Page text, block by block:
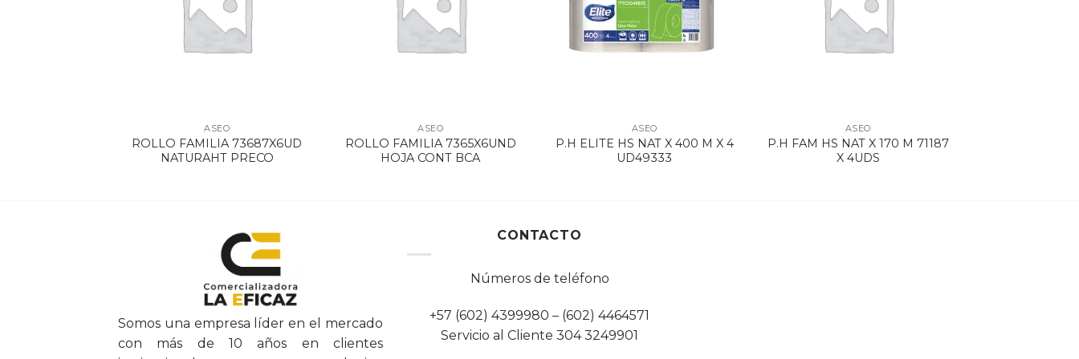
ASEO
ROLLO FAMILIA 73687X6UD
NATURAHT PRECO
ASEO
ROLLO FAMILIA 7365X6UND
HOJA CONT BCA
ASEO
P.H ELITE HS NAT X 400 M X 4
UD49333
ASEO
P.H FAM HS NAT X 170 M 71187
X 4UDS
Somos una empresa líder en el mercado
con más de 10 años en clientes
CONTACTO
Números de teléfono
+57 (602) 4399980 – (602) 4464571
Servicio al Cliente 304 3249901